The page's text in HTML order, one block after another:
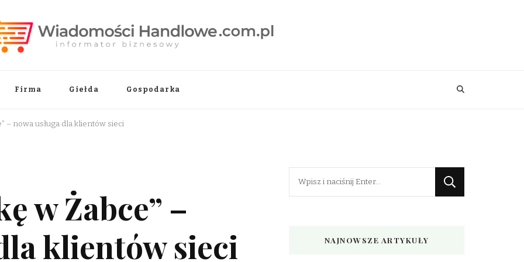
Firma Giełda Gospodarka
– nowa usługa dla klientów sieci
w Żabce” –
klientów sieci
NAJNOWSZE ARTYKUŁY